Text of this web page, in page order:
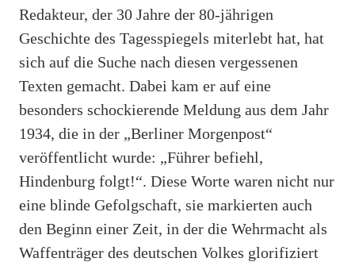
Redakteur, der 30 Jahre der 80-jährigen
Geschichte des Tagesspiegels miterlebt hat, hat
sich auf die Suche nach diesen vergessenen
Texten gemacht. Dabei kam er auf eine
besonders schockierende Meldung aus dem Jahr
1934, die in der „Berliner Morgenpost“
veröffentlicht wurde: „Führer befiehl,
Hindenburg folgt!“. Diese Worte waren nicht nur
eine blinde Gefolgschaft, sie markierten auch
den Beginn einer Zeit, in der die Wehrmacht als
Waffenträger des deutschen Volkes glorifiziert